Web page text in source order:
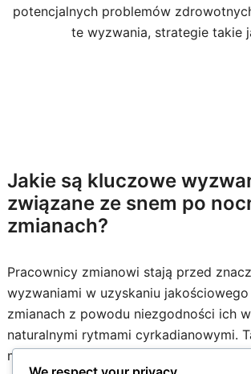
potencjalnych problemów
te wyzwania, strategie takie
Jakie są kluczowe
związane ze snem po
zmianach?
Pracownicy zmianowi stają przed
wyzwaniami w uzyskaniu
zmianach z powodu niezgodności ich
naturalnymi rytmami cyrkadianowymi.
może prowadzić do trudności w